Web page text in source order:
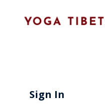
Sign In